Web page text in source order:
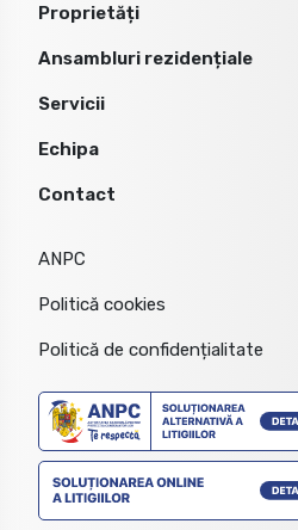
Proprietăți
Ansambluri rezidențiale
Servicii
Echipa
Contact
ANPC
Politică cookies
Politică de confidențialitate